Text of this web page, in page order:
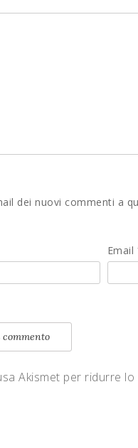
dei nuovi commenti a
Email
Akismet per ridurre lo